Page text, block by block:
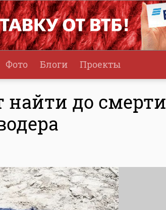
Фото Блоги Проекты
найти до смерти